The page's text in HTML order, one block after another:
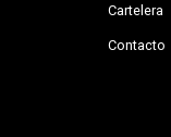
Cartelera
Contacto